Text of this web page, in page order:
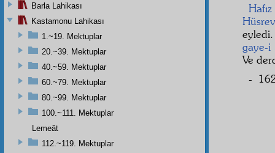
Hüsrev
gaye-i
Ve
-
Barla Lahikası
Kastamonu Lahikası
1.~19. Mektuplar
20.~39. Mektuplar
40.~59. Mektuplar
60.~79. Mektuplar
80.~99. Mektuplar
100.~111. Mektuplar
Lemeât
112.~119. Mektuplar